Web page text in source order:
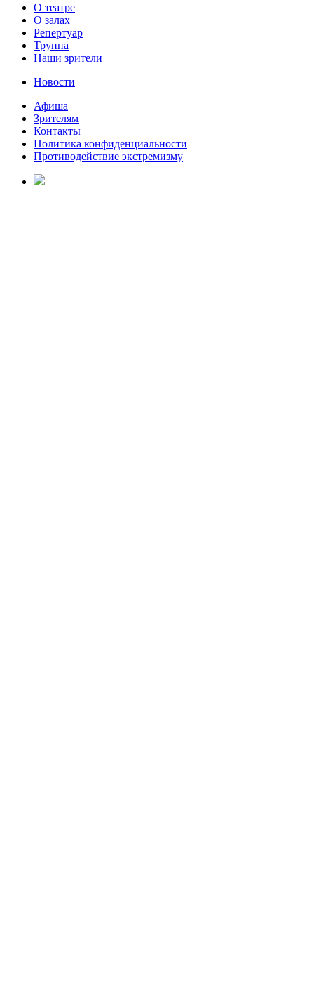
О театре
О залах
Репертуар
Труппа
Наши зрители
Новости
Афиша
Зрителям
Контакты
Политика конфиденциальности
Противодействие экстремизму